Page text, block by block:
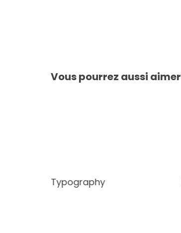
l’article
Vous pourrez aussi aimer
Typography